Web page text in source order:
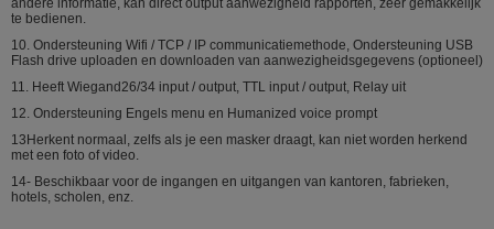
andere informatie, kan direct output aanwezigheid rapporten, zeer gemakkelijk
te bedienen.
10. Ondersteuning Wifi / TCP / IP communicatiemethode, Ondersteuning USB
Flash drive uploaden en downloaden van aanwezigheidsgegevens (optioneel)
11. Heeft Wiegand26/34 input / output, TTL input / output, Relay uit
12. Ondersteuning Engels menu en Humanized voice prompt
13Herkent normaal, zelfs als je een masker draagt, kan niet worden herkend
met een foto of video.
14- Beschikbaar voor de ingangen en uitgangen van kantoren, fabrieken,
hotels, scholen, enz.